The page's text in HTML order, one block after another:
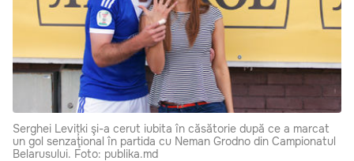
Serghei Levițki şi-a cerut iubita în căsătorie după ce a marcat
un gol senzaţional în partida cu Neman Grodno din Campionatul
Belarusului. Foto: publika.md